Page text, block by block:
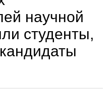
научной
студенты,